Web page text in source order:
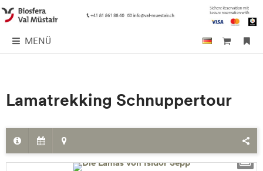
MENÜ
Lamatrekking Schnuppertour